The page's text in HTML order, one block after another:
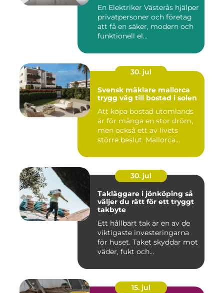
En Elektriker Västerås hjälper
privatpersoner och företag
att få en säker, modern och
funktionell el...
30. jul
Svensk mäklare mallorca
trygg väg till bostad i solen
Att köpa bostad utomlands
är för många en stor dröm,
men också ett av livets
större beslut. Mallorca...
30. jul
Takläggare i jönköping så
väljer du rätt för ett tryggt
takbyte
Ett hållbart tak är en av de
viktigaste investeringarna
för huset. Taket skyddar mot
väder, fukt och...
15. jul